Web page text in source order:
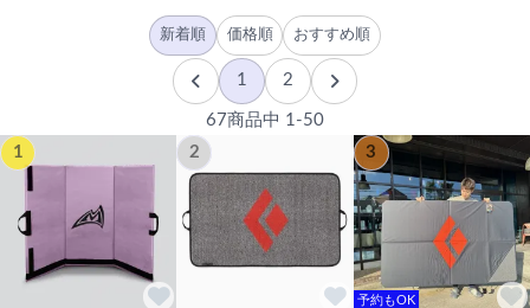
新着順 価格順 おすすめ順
1 2
67商品中 1-50
1
2 3
予約もOK